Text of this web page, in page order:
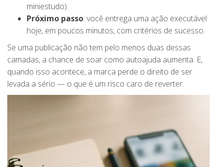
miniestudo).
Próximo passo: você entrega uma ação executável
hoje, em poucos minutos, com critérios de sucesso.
Se uma publicação não tem pelo menos duas dessas
camadas, a chance de soar como autoajuda aumenta. E,
quando isso acontece, a marca perde o direito de ser
levada a sério — o que é um risco caro de reverter.